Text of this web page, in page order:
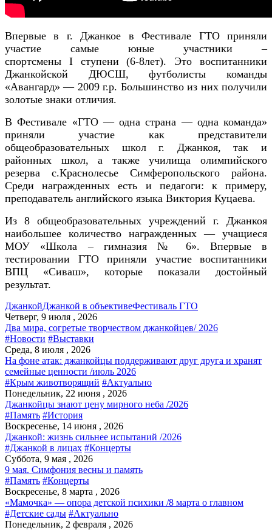
Впервые в г. Джанкое в Фестивале ГТО приняли
участие самые юные участники –
спортсмены Iступени (6-8лет). Это воспитанники
Джанкойской ДЮСШ, футболисты команды
«Авангард» — 2009 г.р. Большинство из них получили
золотые знаки отличия.
В Фестивале «ГТО — одна страна — одна команда»
приняли участие как представители
общеобразовательных школ г. Джанкоя, так и
районных школ, а также училища олимпийского
резерва с.Краснолесье Симферопольского района.
Среди награжденных есть и педагоги: к примеру,
преподаватель английского языка Виктория Куцаева.
Из 8 общеобразовательных учреждений г. Джанкоя
наибольшее количество награжденных — учащиеся
МОУ «Школа – гимназия № 6». Впервые в
тестировании ГТО приняли участие воспитанники
ВПЦ «Сиваш», которые показали достойный
результат.
ДжанкойДжанкой в объективеФестиваль ГТО
Четверг, 9 июля , 2026
Два мира, согретые творчеством джанкойцев/ 2026
#Новости #Выставки
Среда, 8 июля , 2026
На фоне атак: джанкойцы поддерживают друг друга и хранят
семейные ценности /июль 2026
#Крым животворящий #Актуально
Понедельник, 22 июня , 2026
Джанкойцы знают цену мирного неба /2026
#Память #История
Воскресенье, 14 июня , 2026
Джанкой: жизнь сильнее испытаний /2026
#Джанкой в лицах #Концерты
Суббота, 9 мая , 2026
9 мая. Симфония весны и память
#Память #Концерты
Воскресенье, 8 марта , 2026
«Мамочка» — опора детской психики /8 марта о главном
#Детские сады #Актуально
Понедельник, 2 февраля , 2026